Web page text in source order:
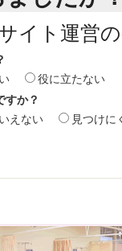
イト運営
役に立たない
すか？
えない 見つけに